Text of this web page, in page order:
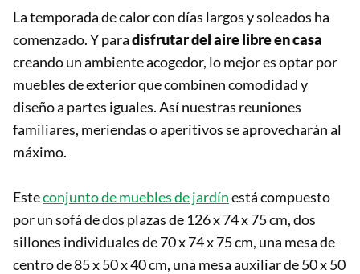
La temporada de calor con días largos y soleados ha
comenzado. Y paradisfrutar del aire libre en casa
creando un ambiente acogedor, lo mejor es optar por
muebles de exterior que combinen comodidad y
diseño a partes iguales. Así nuestras reuniones
familiares, meriendas o aperitivos se aprovecharán al
máximo.
Esteconjunto de muebles de jardínestá compuesto
por un sofá de dos plazas de 126 x 74 x 75 cm, dos
sillones individuales de 70 x 74 x 75 cm, una mesa de
centro de 85 x 50 x 40 cm, una mesa auxiliar de 50 x 50